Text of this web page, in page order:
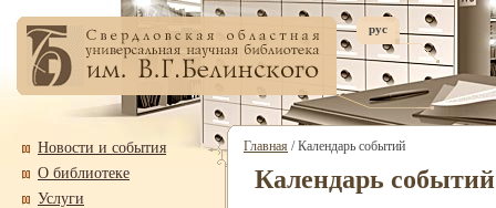
рус
Новости и события
О библиотеке
Услуги
Главная / Календарь событий
Календарь событий